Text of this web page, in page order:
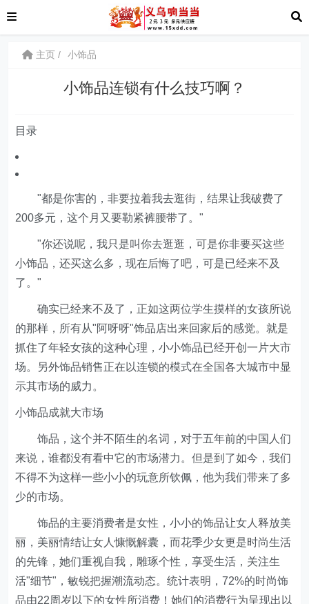
主页 小饰品
小饰品连锁有什么技巧啊？
目录
"都是你害的，非要拉着我去逛街，结果让我破费了
200多元，这个月又要勒紧裤腰带了。"
"你还说呢，我只是叫你去逛逛，可是你非要买这些
小饰品，还买这么多，现在后悔了吧，可是已经来不及
了。"
确实已经来不及了，正如这两位学生摸样的女孩所说
的那样，所有从"阿呀呀"饰品店出来回家后的感觉。就是
抓住了年轻女孩的这种心理，小小饰品已经开创一片大市
场。另外饰品销售正在以连锁的模式在全国各大城市中显
示其市场的威力。
小饰品成就大市场
饰品，这个并不陌生的名词，对于五年前的中国人们
来说，谁都没有看中它的市场潜力。但是到了如今，我们
不得不为这样一些小小的玩意所钦佩，他为我们带来了多
少的市场。
饰品的主要消费者是女性，小小的饰品让女人释放美
丽，美丽情结让女人慷慨解囊，而花季少女更是时尚生活
的先锋，她们重视自我，雕琢个性，享受生活，关注生
活"细节"，敏锐把握潮流动态。统计表明，72%的时尚饰
品由22周岁以下的女性所消费！她们的消费行为呈现出以